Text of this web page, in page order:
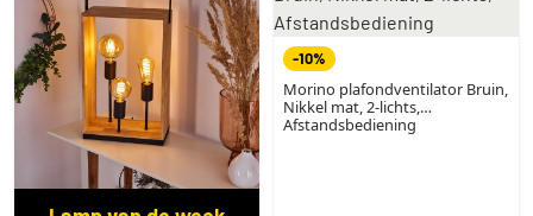
-10%
Morino plafondventilator Bruin,
Nikkel mat, 2-lichts,
Afstandsbediening